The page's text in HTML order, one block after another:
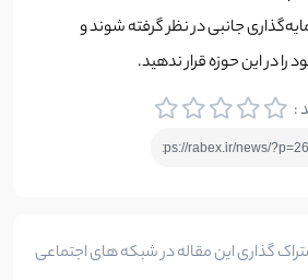
جانبی در نظر گرفته شوند و
را در این حوزه قرار ندهید.
:
گذاری این مقاله در شبکه های اجتماعی